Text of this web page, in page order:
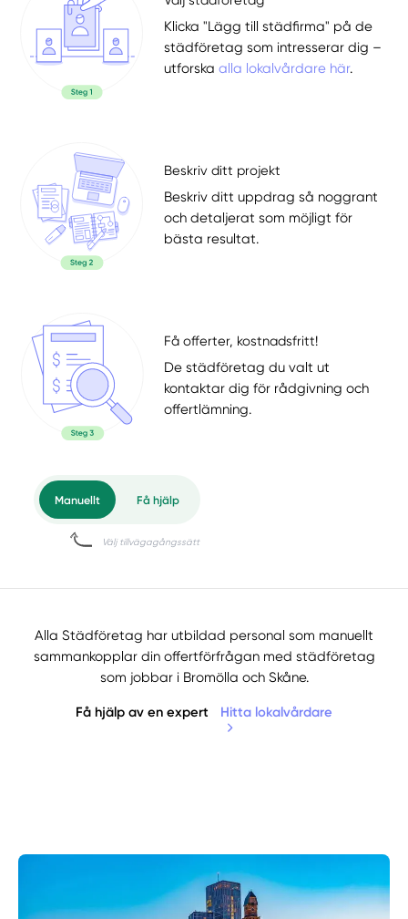
Klicka "Lägg till städfirma" på de
städföretag som intresserar dig –
utforskaalla lokalvårdare här.
Beskriv ditt projekt
Beskriv ditt uppdrag så noggrant
och detaljerat som möjligt för
bästa resultat.
Få offerter, kostnadsfritt!
De städföretag du valt ut
kontaktar dig för rådgivning och
offertlämning.
Alla Städföretag har utbildad personal som manuellt
sammankopplar din offertförfrågan med städföretag
som jobbar i Bromölla och Skåne.
Få hjälp av en expert Hitta lokalvårdare